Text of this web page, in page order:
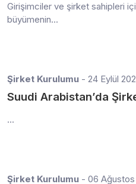
Girişimciler ve şirket sahipleri
büyümenin...
Şirket Kurulumu - 24 Eylül
Suudi Arabistan’da
...
Şirket Kurulumu - 06 Ağustos